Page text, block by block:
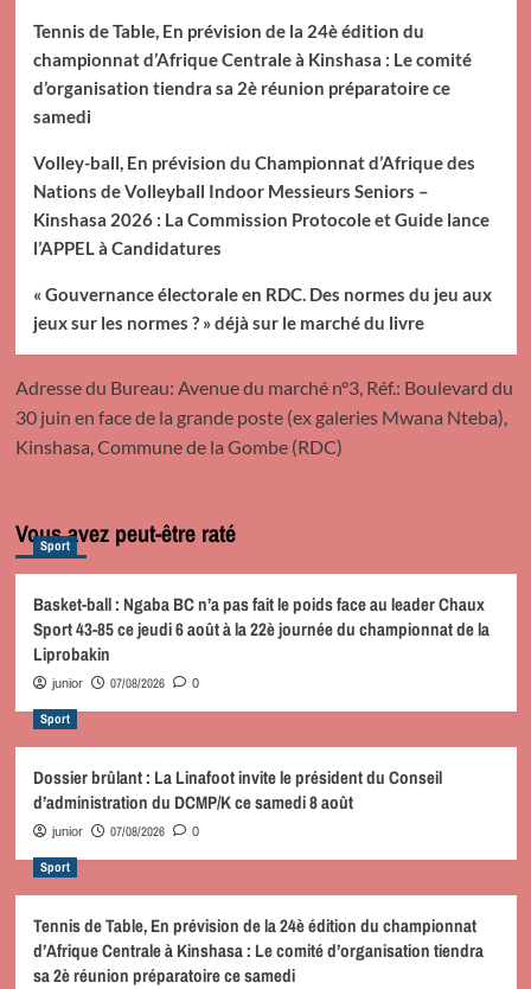
Tennis de Table, En prévision de la 24è édition du
championnat d’Afrique Centrale à Kinshasa : Le comité
d’organisation tiendra sa 2è réunion préparatoire ce
samedi
Volley-ball, En prévision du Championnat d’Afrique des
Nations de Volleyball Indoor Messieurs Seniors –
Kinshasa 2026 : La Commission Protocole et Guide lance
l’APPEL à Candidatures
« Gouvernance électorale en RDC. Des normes du jeu aux
jeux sur les normes ? » déjà sur le marché du livre
Adresse du Bureau: Avenue du marché n°3, Réf.: Boulevard du
30 juin en face de la grande poste (ex galeries Mwana Nteba),
Kinshasa, Commune de la Gombe (RDC)
Vous avez peut-être raté
Sport
Basket-ball : Ngaba BC n’a pas fait le poids face au leader Chaux
Sport 43-85 ce jeudi 6 août à la 22è journée du championnat de la
Liprobakin
junior 07/08/2026 0
Sport
Dossier brûlant : La Linafoot invite le président du Conseil
d’administration du DCMP/K ce samedi 8 août
junior 07/08/2026 0
Sport
Tennis de Table, En prévision de la 24è édition du championnat
d’Afrique Centrale à Kinshasa : Le comité d’organisation tiendra
sa 2è réunion préparatoire ce samedi